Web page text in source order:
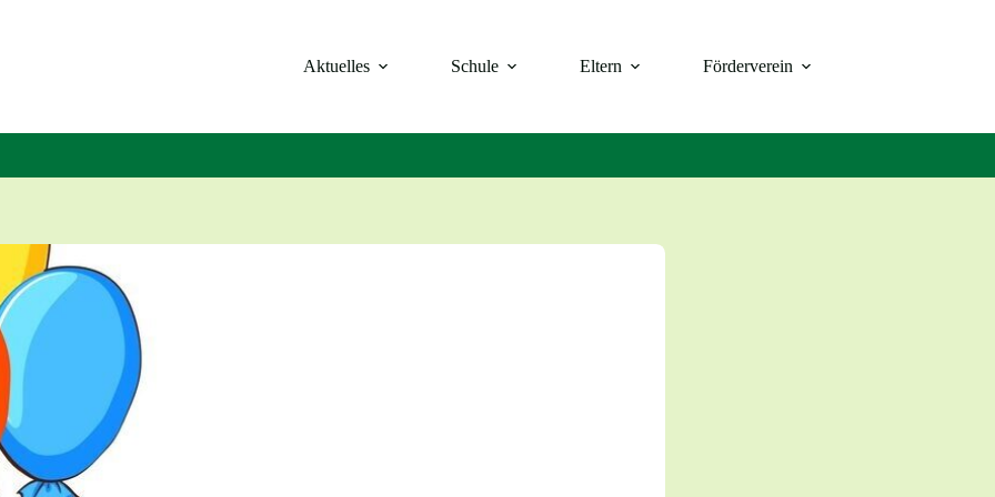
Aktuelles
Schule Eltern Förderverein